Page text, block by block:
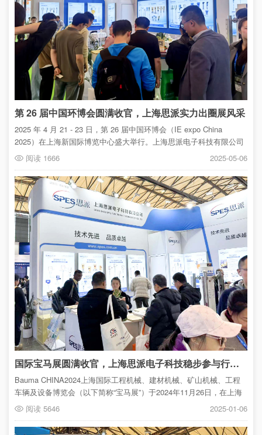
第 26 届中国环博会圆满收官，上海思派实力出圈展风采
2025 年 4 月 21 - 23 日，第 26 届中国环博会（IE expo China
2025）在上海新国际博览中心盛大举行。上海思派电子科技有限公司
携前沿产品重磅登场。
阅读 1666 2025-05-06
国际宝马展圆满收官，上海思派电子科技稳步参与行业未来发展
Bauma CHINA2024上海国际工程机械、建材机械、矿山机械、工程
车辆及设备博览会（以下简称“宝马展”）于2024年11月26日，在上海
新国际博览中心隆重开幕，展览总面积超过33万平方米，吸引了来自
全球32个国家和地区的3542家国内外标杆企业参展，以及超过20多万
名全球用户参会，在四天的沟通与交流中上海思派本着“客户至上”的理
阅读 5646 2025-01-06